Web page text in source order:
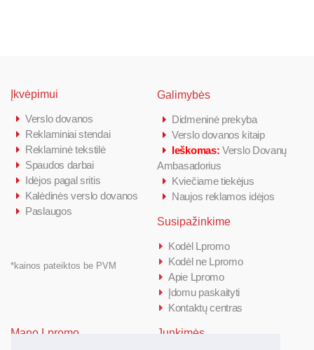
Įkvėpimui
Verslo dovanos
Reklaminiai stendai
Reklaminė tekstilė
Spaudos darbai
Idėjos pagal sritis
Kalėdinės verslo dovanos
Paslaugos
*kainos pateiktos be PVM
Galimybės
Didmeninė prekyba
Verslo dovanos kitaip
Ieškomas: Verslo Dovanų
Ambasadorius
Kviečiame tiekėjus
Naujos reklamos idėjos
Susipažinkime
Kodėl Lpromo
Kodėl ne Lpromo
Apie Lpromo
Įdomu paskaityti
Kontaktų centras
Mano Lpromo Junkimės